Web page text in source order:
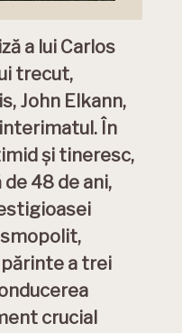
a lui Carlos
trecut,
John Elkann,
În
și tineresc,
48 de ani,
părinte a trei
crucial